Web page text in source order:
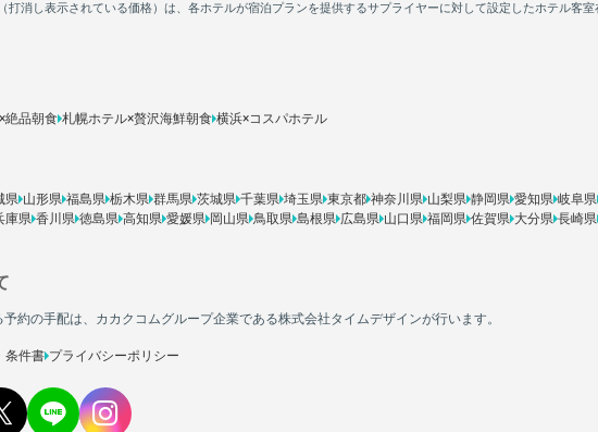
絶品朝食 札幌ホテル×贅沢海鮮朝食 横浜×コスパホテル
県 山形県 福島県 栃木県 群馬県 茨城県 千葉県 埼玉県 東京都 神奈川県 山梨県 静岡県 愛知県 岐阜県
庫県 香川県 徳島県 高知県 愛媛県 岡山県 鳥取県 島根県 広島県 山口県 福岡県 佐賀県 大分県 長崎県
約の手配は、カカクコムグループ企業である株式会社タイムデザインが行います。
条件書 プライバシーポリシー